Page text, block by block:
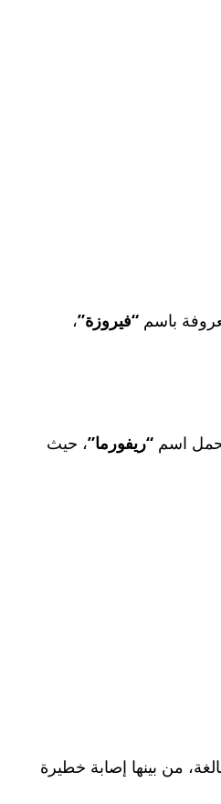
باسم “فيروزة”،
اسم “ريفورما”، حيث
من بينها إصابة خطيرة